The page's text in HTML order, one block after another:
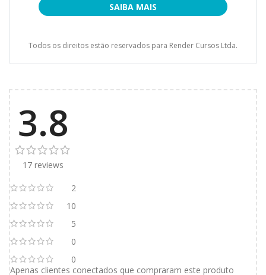
SAIBA MAIS
Todos os direitos estão reservados para Render Cursos Ltda.
3.8
17 reviews
2
10
5
0
0
Apenas clientes conectados que compraram este produto